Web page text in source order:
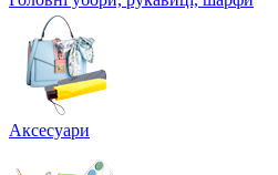
Аксесуари